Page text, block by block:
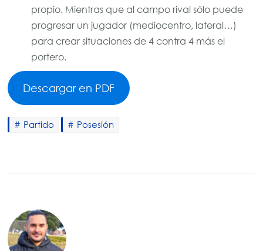
propio. Mientras que al campo rival sólo puede
progresar un jugador (mediocentro, lateral…)
para crear situaciones de 4 contra 4 más el
portero.
Descargar en PDF
Partido Posesión